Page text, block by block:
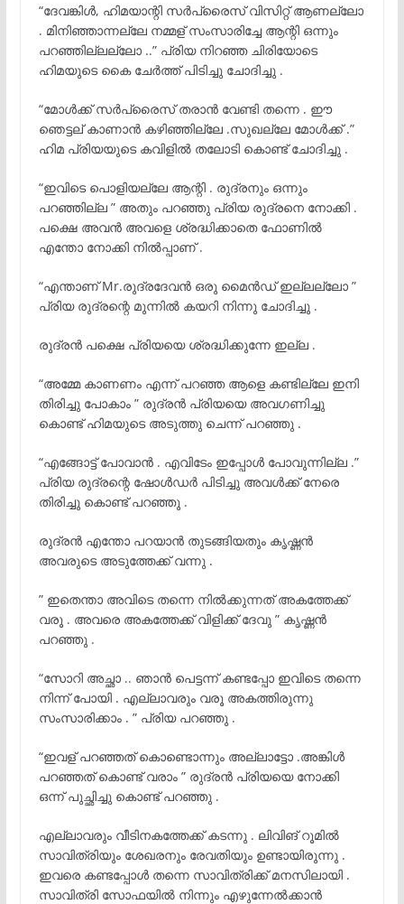
“ദേവങ്കിൾ, ഹിമയാന്റി സർപ്രൈസ് വിസിറ്റ് ആണല്ലോ
. മിനിഞ്ഞാന്നല്ലേ നമ്മള് സംസാരിച്ചേ ആന്റി ഒന്നും
പറഞ്ഞില്ലല്ലോ ..” പ്രിയ നിറഞ്ഞ ചിരിയോടെ
ഹിമയുടെ കൈ ചേർത്ത് പിടിച്ചു ചോദിച്ചു .
“മോൾക്ക് സർപ്രൈസ് തരാൻ വേണ്ടി തന്നെ . ഈ
ഞെട്ടല് കാണാൻ കഴിഞ്ഞില്ലേ .സുഖല്ലേ മോൾക്ക് .”
ഹിമ പ്രിയയുടെ കവിളിൽ തലോടി കൊണ്ട് ചോദിച്ചു .
“ഇവിടെ പൊളിയല്ലേ ആന്റി . രുദ്രനും ഒന്നും
പറഞ്ഞില്ല ” അതും പറഞ്ഞു പ്രിയ രുദ്രനെ നോക്കി .
പക്ഷെ അവൻ അവളെ ശ്രദ്ധിക്കാതെ ഫോണിൽ
എന്തോ നോക്കി നിൽപ്പാണ് .
“എന്താണ് Mr.രുദ്രദേവൻ ഒരു മൈൻഡ് ഇല്ലല്ലോ ”
പ്രിയ രുദ്രന്റെ മുന്നിൽ കയറി നിന്നു ചോദിച്ചു .
രുദ്രൻ പക്ഷെ പ്രിയയെ ശ്രദ്ധിക്കുന്നേ ഇല്ല .
“അമ്മേ കാണണം എന്ന് പറഞ്ഞ ആളെ കണ്ടില്ലേ ഇനി
തിരിച്ചു പോകാം ” രുദ്രൻ പ്രിയയെ അവഗണിച്ചു
കൊണ്ട് ഹിമയുടെ അടുത്തു ചെന്ന് പറഞ്ഞു .
“എങ്ങോട്ട് പോവാൻ . എവിടേം ഇപ്പോൾ പോവുന്നില്ല .”
പ്രിയ രുദ്രന്റെ ഷോൾഡർ പിടിച്ചു അവൾക്ക് നേരെ
തിരിച്ചു കൊണ്ട് പറഞ്ഞു .
രുദ്രൻ എന്തോ പറയാൻ തുടങ്ങിയതും കൃഷ്ണൻ
അവരുടെ അടുത്തേക്ക് വന്നു .
” ഇതെന്താ അവിടെ തന്നെ നിൽക്കുന്നത് അകത്തേക്ക്
വരൂ . അവരെ അകത്തേക്ക് വിളിക്ക് ദേവു ” കൃഷ്ണൻ
പറഞ്ഞു .
“സോറി അച്ഛാ .. ഞാൻ പെട്ടന്ന് കണ്ടപ്പോ ഇവിടെ തന്നെ
നിന്ന് പോയി . എല്ലാവരും വരൂ അകത്തിരുന്നു
സംസാരിക്കാം . ” പ്രിയ പറഞ്ഞു .
“ഇവള് പറഞ്ഞത് കൊണ്ടൊന്നും അല്ലാട്ടോ .അങ്കിൾ
പറഞ്ഞത് കൊണ്ട് വരാം ” രുദ്രൻ പ്രിയയെ നോക്കി
ഒന്ന് പുച്ഛിച്ചു കൊണ്ട് പറഞ്ഞു .
എല്ലാവരും വീടിനകത്തേക്ക് കടന്നു . ലിവിങ് റൂമിൽ
സാവിത്രിയും ശേഖരനും രേവതിയും ഉണ്ടായിരുന്നു .
ഇവരെ കണ്ടപ്പോൾ തന്നെ സാവിത്രിക്ക് മനസിലായി .
സാവിത്രി സോഫയിൽ നിന്നും എഴുന്നേൽക്കാൻ